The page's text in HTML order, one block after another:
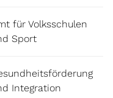
für Volksschulen
Sport
Integration